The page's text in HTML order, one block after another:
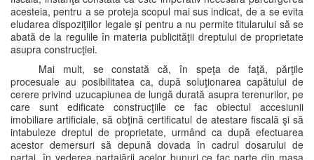
acesteia, pentru a se proteja scopul mai sus indicat, de a se evita
eludarea dispoziţiilor legale şi pentru a nu permite titularului să se
abată de la regulile în materia publicităţii dreptului de proprietate
asupra construcţiei.
Mai mult, se constată că, în speţa de faţă, părţile
procesuale au posibilitatea ca, după soluţionarea capătului de
cerere privind uzucapiunea de lungă durată asupra terenurilor, pe
care sunt edificate construcţiile ce fac obiectul accesiunii
imobiliare artificiale, să obţină certificatul de atestare fiscală şi să
intabuleze dreptul de proprietate, urmând ca după efectuarea
acestor demersuri să depună dovada în cadrul dosarului de
partaj, în vederea partajării acelor bunuri ce fac parte din masa